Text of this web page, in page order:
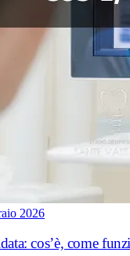
2026
cos’è, come